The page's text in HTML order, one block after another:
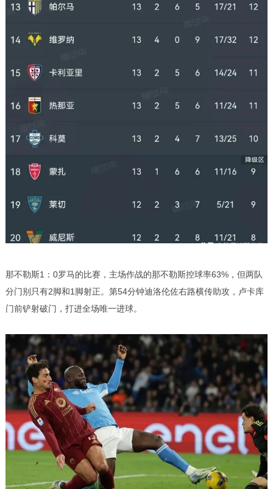
那不勒斯1：0罗马的比赛，主场作战的那不勒斯控球率63%，但两队
分门别只有2脚和1脚射正。第54分钟迪洛伦佐右路横传助攻，卢卡库
门前铲射破门，打进全场唯一进球。